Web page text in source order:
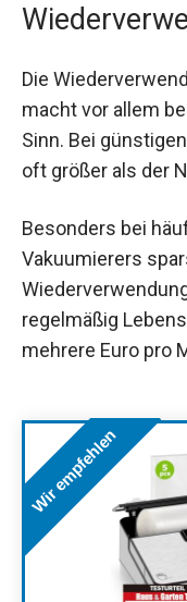
Die
macht vor allem
Sinn. Bei
oft größer als der
Besonders bei
Vakuumierers
regelmäßig
mehrere Euro pro
Wir empfehlen